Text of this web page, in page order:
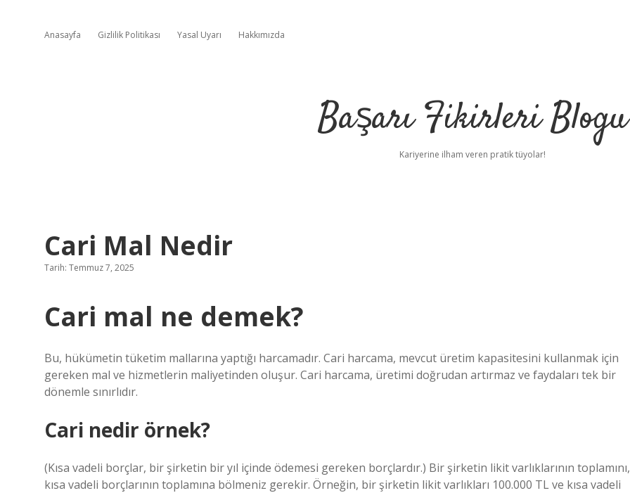
Anasayfa Gizlilik Politikası Yasal Uyarı Hakkımızda
Başarı Fikirleri Blogu
Kariyerine ilham veren pratik tüyolar!
Cari Mal Nedir
Tarih: Temmuz 7, 2025
Cari mal ne demek?
Bu, hükümetin tüketim mallarına yaptığı harcamadır. Cari harcama, mevcut üretim kapasitesini kullanmak için
gereken mal ve hizmetlerin maliyetinden oluşur. Cari harcama, üretimi doğrudan artırmaz ve faydaları tek bir
dönemle sınırlıdır.
Cari nedir örnek?
(Kısa vadeli borçlar, bir şirketin bir yıl içinde ödemesi gereken borçlardır.) Bir şirketin likit varlıklarının toplamını,
kısa vadeli borçlarının toplamına bölmeniz gerekir. Örneğin, bir şirketin likit varlıkları 100.000 TL ve kısa vadeli